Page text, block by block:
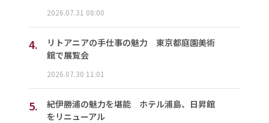
2026.07.31 08:00
4.
リトアニアの手仕事の魅力 東京都庭園美術
館で展覧会
2026.07.30 11:01
5.
紀伊勝浦の魅力を堪能 ホテル浦島、日昇館
をリニューアル